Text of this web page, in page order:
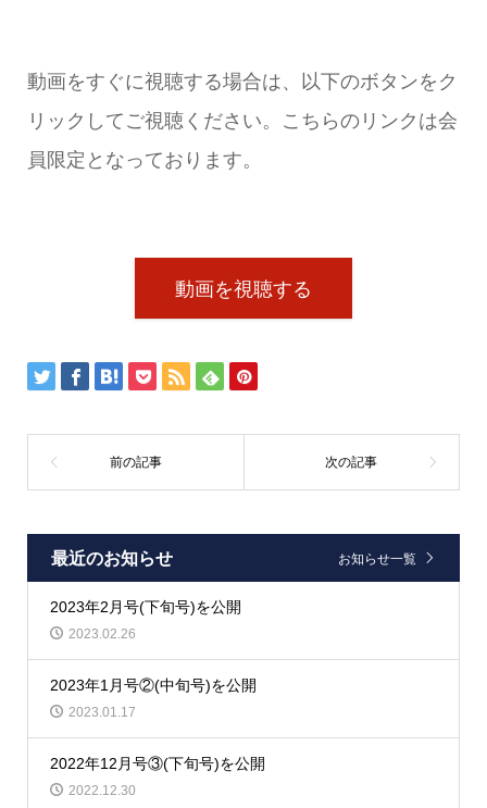
動画をすぐに視聴する場合は、以下のボタンをク
リックしてご視聴ください。こちらのリンクは会
員限定となっております。
動画を視聴する
最近のお知らせ お知らせ一覧
2023年2月号(下旬号)を公開
2023.02.26
2023年1月号②(中旬号)を公開
2023.01.17
2022年12月号③(下旬号)を公開
2022.12.30